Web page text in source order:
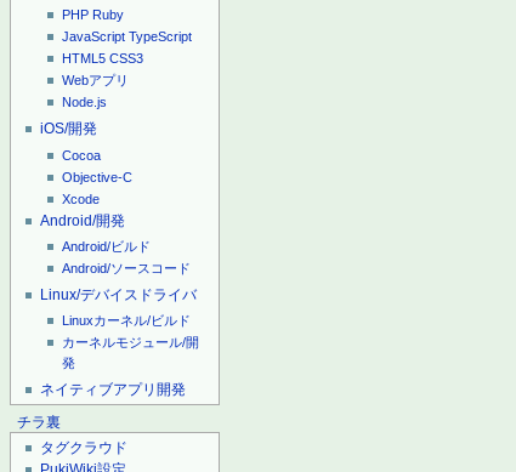
PHP Ruby
JavaScript TypeScript
HTML5 CSS3
Webアプリ
Node.js
iOS/開発
Cocoa
Objective-C
Xcode
Android/開発
Android/ビルド
Android/ソースコード
Linux/デバイスドライバ
Linuxカーネル/ビルド
カーネルモジュール/開
発
ネイティブアプリ開発
チラ裏
タグクラウド